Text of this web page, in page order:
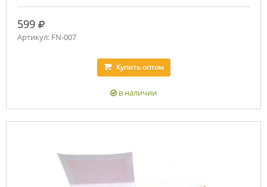
599 руб.
Артикул: FN-007
Купитьоптом
в наличии